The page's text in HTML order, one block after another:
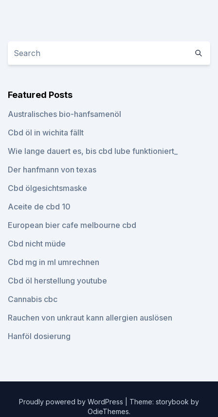
Featured Posts
Australisches bio-hanfsamenöl
Cbd öl in wichita fällt
Wie lange dauert es, bis cbd lube funktioniert_
Der hanfmann von texas
Cbd ölgesichtsmaske
Aceite de cbd 10
European bier cafe melbourne cbd
Cbd nicht müde
Cbd mg in ml umrechnen
Cbd öl herstellung youtube
Cannabis cbc
Rauchen von unkraut kann allergien auslösen
Hanföl dosierung
Proudly powered by WordPress
Theme: storybook by
OdieThemes.